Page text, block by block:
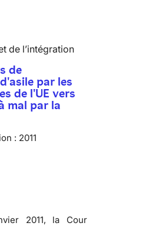
de l’intégration
de
par les
de l'UE vers
mal par la
: 2011
2011, la Cour